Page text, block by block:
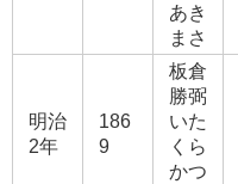
あき
まさ
明治
2年
186
9
板倉
勝弼
いた
くら
かつ